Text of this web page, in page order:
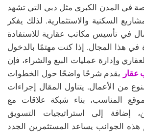
في المدن الكبرى مثل دبي التي تشهد
السكنية والاستثمارية. لذلك يفكر
في تأسيس مكاتب عقارية للاستفادة
في هذا المجال. إذا كنت مهتمًا بالدخول
وإدارة عمليات البيع والشراء، فإن
عقار يقدم شرحًا واضحًا حول الخطوات
من الأعمال. يتناول المقال إجراءات
المناسب، بناء شبكة علاقات مع
إضافة إلى استراتيجيات التسويق
هذه الجوانب يساعد المستثمرين الجدد